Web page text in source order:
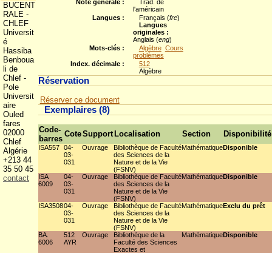
Note générale :
Trad. de
l'américain
Langues :
Français (fre)
Langues
originales :
Anglais (eng)
Mots-clés :
Algèbre Cours
problèmes
Index. décimale :
512
Algèbre
Réservation
Réserver ce document
Exemplaires (8)
Code-
barres
CoteSupport Localisation Section Disponibilité
ISA557
04-
03-
031
Ouvrage
Bibliothèque de Faculté
des Sciences de la
Nature et de la Vie
(FSNV)
MathématiqueDisponible
ISA
6009
04-
03-
031
Ouvrage
Bibliothèque de Faculté
des Sciences de la
Nature et de la Vie
(FSNV)
MathématiqueDisponible
ISA350804-
03-
031
Ouvrage
Bibliothèque de Faculté
des Sciences de la
Nature et de la Vie
(FSNV)
MathématiqueExclu du prêt
BA.
6006
512
AYR
Ouvrage
Bibliothèque de la
Faculté des Sciences
Exactes et
MathématiqueDisponible
BUCENT
RALE -
CHLEF
Universit
é
Hassiba
Benboua
li de
Chlef -
Pole
Universit
aire
Ouled
fares
02000
Chlef
Algérie
+213 44
35 50 45
contact